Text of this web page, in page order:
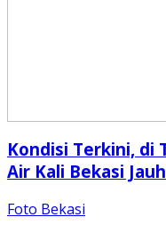
Kondisi Terkini, di
Air Kali Bekasi
Foto Bekasi